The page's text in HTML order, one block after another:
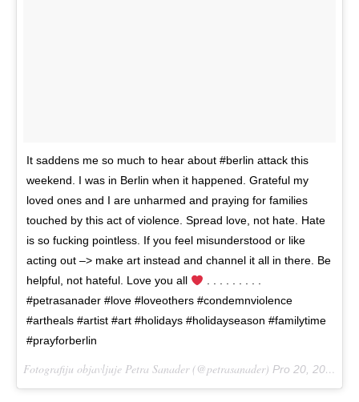
It saddens me so much to hear about #berlin attack this
weekend. I was in Berlin when it happened. Grateful my
loved ones and I are unharmed and praying for families
touched by this act of violence. Spread love, not hate. Hate
is so fucking pointless. If you feel misunderstood or like
acting out –> make art instead and channel it all in there. Be
helpful, not hateful. Love you all
#petrasanader #love #loveothers #condemnviolence
#artheals #artist #art #holidays #holidayseason #familytime
#prayforberlin
Fotografiju objavljuje Petra Sanader (@petrasanader) Pro 20, 2016 u 4:05 PST